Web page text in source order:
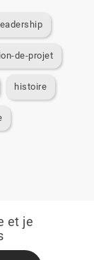
leadership
de-projet
histoire
et je